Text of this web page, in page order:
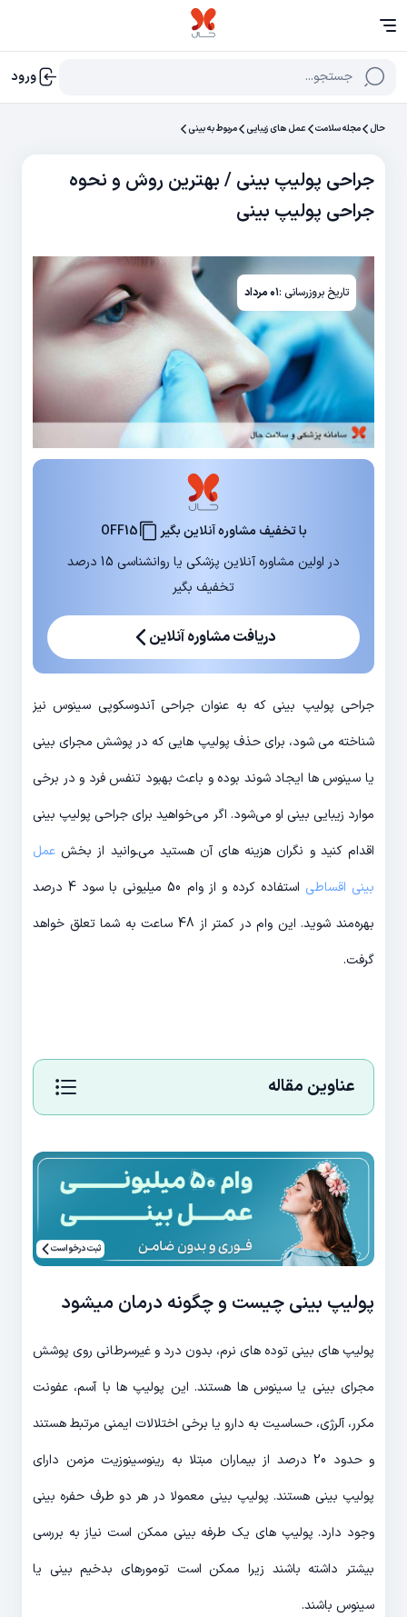
جستجو... ورود
حال مجله سلامت عمل های زیبایی مربوط به بینی
جراحی پولیپ بینی / بهترین روش و نحوه
جراحی پولیپ بینی
تاریخ بروزرسانی :۰۱ مرداد
با تخفیف مشاوره آنلاین بگیر
OFF15
در اولین مشاوره آنلاین پزشکی یا روانشناسی 15 درصد
تخفیف بگیر
دریافت مشاوره آنلاین
جراحی پولیپ بینی که به عنوان جراحی آندوسکوپی سینوس نیز
شناخته می شود، برای حذف پولیپ هایی که در پوشش مجرای بینی
یا سینوس ها ایجاد شوند بوده و باعث بهبود تنفس فرد و در برخی
موارد زیبایی بینی او می‌شود. اگر می‌خواهید برای جراحی پولیپ بینی
اقدام کنید و نگران هزینه های آن هستید می‌ـوانید از بخش عمل
بینی اقساطی
استفاده کرده و از وام 50 میلیونی با سود 4 درصد
بهره‌مند شوید. این وام در کمتر از 48 ساعت به شما تعلق خواهد
گرفت.
عناوین مقاله
ثبت درخواست
پولیپ بینی چیست و چگونه درمان میشود
پولیپ های بینی توده های نرم، بدون درد و غیرسرطانی روی پوشش
مجرای بینی یا سینوس ها هستند. این پولیپ ها با آسم، عفونت
مکرر، آلرژی، حساسیت به دارو یا برخی اختلالات ایمنی مرتبط هستند
و حدود 20 درصد از بیماران مبتلا به رینوسینوزیت مزمن دارای
پولیپ بینی هستند. پولیپ بینی معمولا در هر دو طرف حفره بینی
وجود دارد. پولیپ های یک طرفه بینی ممکن است نیاز به بررسی
بیشتر داشته باشند زیرا ممکن است تومورهای بدخیم بینی یا
سینوس باشند.